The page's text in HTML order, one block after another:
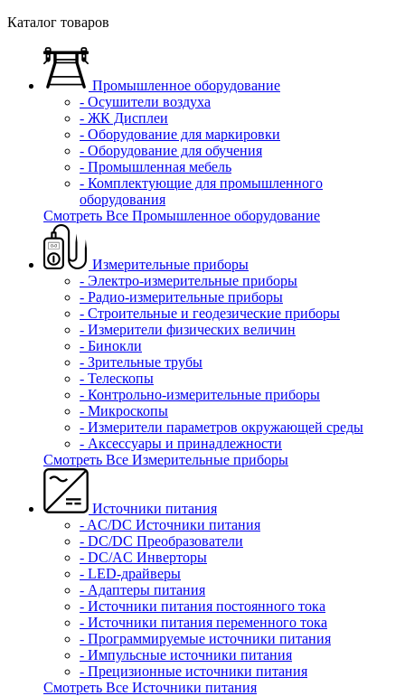
Каталог товаров
Промышленное оборудование
- Осушители воздуха
- ЖК Дисплеи
- Оборудование для маркировки
- Оборудование для обучения
- Промышленная мебель
- Комплектующие для промышленного
оборудования
Смотреть Все Промышленное оборудование
Измерительные приборы
- Электро-измерительные приборы
- Радио-измерительные приборы
- Строительные и геодезические приборы
- Измерители физических величин
- Бинокли
- Зрительные трубы
- Телескопы
- Контрольно-измерительные приборы
- Микроскопы
- Измерители параметров окружающей среды
- Аксессуары и принадлежности
Смотреть Все Измерительные приборы
Источники питания
- AC/DC Источники питания
- DC/DC Преобразователи
- DC/AC Инверторы
- LED-драйверы
- Адаптеры питания
- Источники питания постоянного тока
- Источники питания переменного тока
- Программируемые источники питания
- Импульсные источники питания
- Прецизионные источники питания
Смотреть Все Источники питания